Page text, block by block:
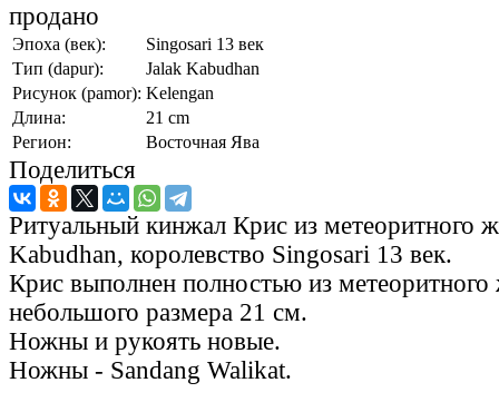
продано
Эпоха (век):
Singosari 13 век
Тип (dapur):
Jalak Kabudhan
Рисунок (pamor): Kelengan
Длина:
21 cm
Регион:
Восточная Ява
Поделиться
Ритуальный кинжал Крис из метеоритного
Kabudhan, королевство Singosari 13 век.
Крис выполнен полностью из метеоритного
небольшого размера 21 см.
Ножны и рукоять новые.
Ножны - Sandang Walikat.